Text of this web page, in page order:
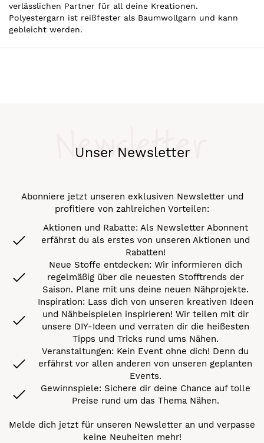
verlässlichen Partner für all deine Kreationen.
Polyestergarn ist reißfester als Baumwollgarn und kann
gebleicht werden.
Unser Newsletter
Newsletter
Abonniere jetzt unseren exklusiven Newsletter und
profitiere von zahlreichen Vorteilen:
Aktionen und Rabatte: Als Newsletter Abonnent
erfährst du als erstes von unseren Aktionen und
Rabatten!
Neue Stoffe entdecken: Wir informieren dich
regelmäßig über die neuesten Stofftrends der
Saison. Plane mit uns deine neuen Nähprojekte.
Inspiration: Lass dich von unseren kreativen Ideen
und Nähbeispielen inspirieren! Wir teilen mit dir
unsere DIY-Ideen und verraten dir die heißesten
Tipps und Tricks rund ums Nähen.
Veranstaltungen: Kein Event ohne dich! Denn du
erfährst vor allen anderen von unseren geplanten
Events.
Gewinnspiele: Sichere dir deine Chance auf tolle
Preise rund um das Thema Nähen.
Melde dich jetzt für unseren Newsletter an und verpasse
keine Neuheiten mehr!